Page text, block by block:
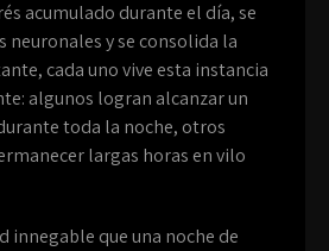
acumulado durante el día, se
neuronales y se consolida la
cada uno vive esta instancia
algunos logran alcanzar un
toda la noche, otros
largas horas en vilo
innegable que una noche de